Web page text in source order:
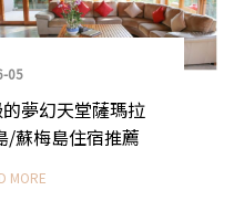
05
夢幻天堂薩瑪拉
/蘇梅島住宿推薦
MORE